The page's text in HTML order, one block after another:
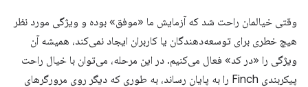
وقتی خیالمان راحت شد که آزمایش ما «موفق» بوده و ویژگی مورد نظر
هیچ خطری برای توسعه‌دهندگان یا کاربران ایجاد نمی‌کند، همیشه آن
ویژگی را «در کد» فعال می‌کنیم. در این مرحله، می‌توان با خیال راحت
پیکربندی Finch را به پایان رساند، به طوری که دیگر روی مرورگرهای